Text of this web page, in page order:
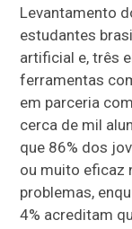
Levantamento
estudantes
artificial e, três
ferramentas
em parceria
cerca de mil
que 86% dos
ou muito eficaz
problemas,
4% acreditam